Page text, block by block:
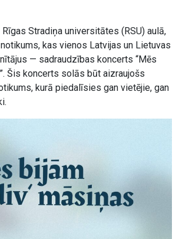
Stradiņa universitātes (RSU) aulā,
kas vienos Latvijas un Lietuvas
— sadraudzības koncerts “Mēs
Šis koncerts solās būt aizraujošs
kurā piedalīsies gan vietējie, gan